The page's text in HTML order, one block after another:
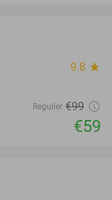
9.8 star
Regulier €99
€59